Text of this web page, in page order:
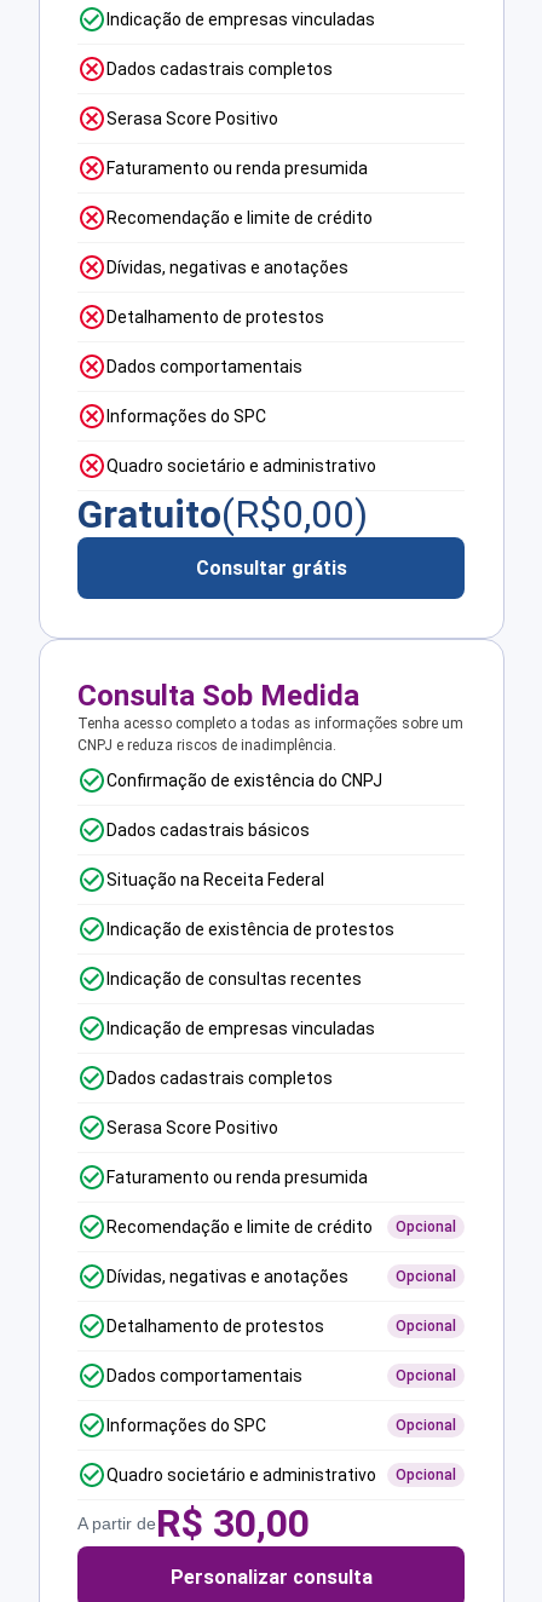
Indicação de empresas vinculadas
Dados cadastrais completos
Serasa Score Positivo
Faturamento ou renda presumida
Recomendação e limite de crédito
Dívidas, negativas e anotações
Detalhamento de protestos
Dados comportamentais
Informações do SPC
Quadro societário e administrativo
Gratuito(R$0,00)
Consultar grátis
Consulta Sob Medida
Tenha acesso completo a todas as informações sobre um
CNPJ e reduza riscos de inadimplência.
Confirmação de existência do CNPJ
Dados cadastrais básicos
Situação na Receita Federal
Indicação de existência de protestos
Indicação de consultas recentes
Indicação de empresas vinculadas
Dados cadastrais completos
Serasa Score Positivo
Faturamento ou renda presumida
Recomendação e limite de crédito Opcional
Dívidas, negativas e anotações Opcional
Detalhamento de protestos Opcional
Dados comportamentais Opcional
Informações do SPC Opcional
Quadro societário e administrativo Opcional
A partir deR$ 30,00
Personalizar consulta